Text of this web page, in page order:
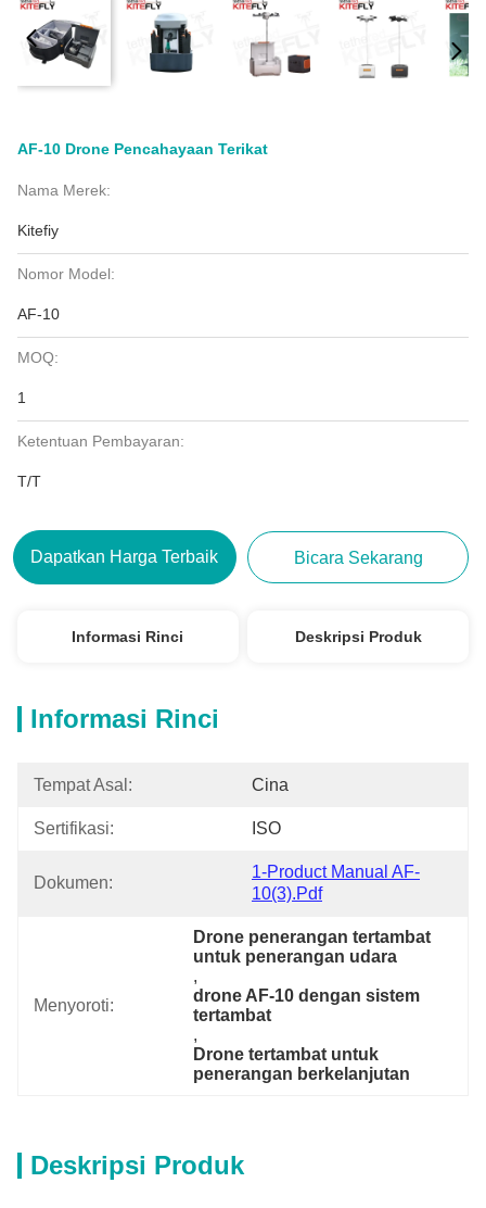
AF-10 Drone Pencahayaan Terikat
Nama Merek:
Kitefiy
Nomor Model:
AF-10
MOQ:
1
Ketentuan Pembayaran:
T/T
Dapatkan Harga Terbaik Bicara Sekarang
Informasi Rinci Deskripsi Produk
Informasi Rinci
Tempat Asal: Cina
Sertifikasi: ISO
Dokumen:
1-Product Manual AF-
10(3).pdf
Menyoroti:
Drone penerangan tertambat
untuk penerangan udara
,
drone AF-10 dengan sistem
tertambat
,
Drone tertambat untuk
penerangan berkelanjutan
Deskripsi Produk